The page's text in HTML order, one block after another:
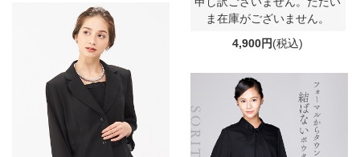
ま在庫がございません。
4,900円(税込)